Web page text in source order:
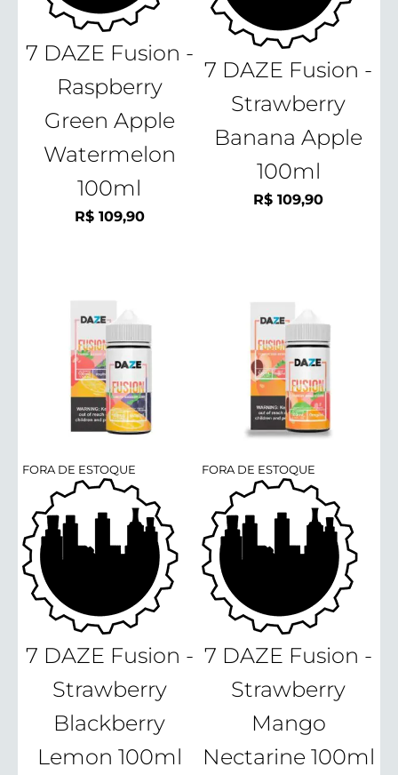
7 DAZE Fusion -
Raspberry
Green Apple
Watermelon
100ml
R$109,90
7 DAZE Fusion -
Strawberry
Banana Apple
100ml
R$ 109,90
FORA DE ESTOQUE
7 DAZE Fusion -
Strawberry
Blackberry
Lemon 100ml
FORA DE ESTOQUE
7 DAZE Fusion -
Strawberry
Mango
Nectarine 100ml